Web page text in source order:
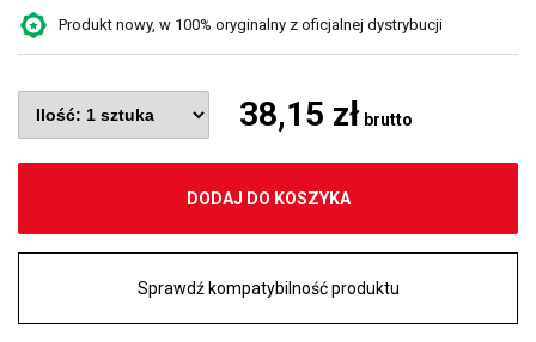
Produkt nowy, w 100% oryginalny z oficjalnej dystrybucji
38,15 zł brutto
DODAJ DO KOSZYKA
Sprawdź kompatybilność produktu